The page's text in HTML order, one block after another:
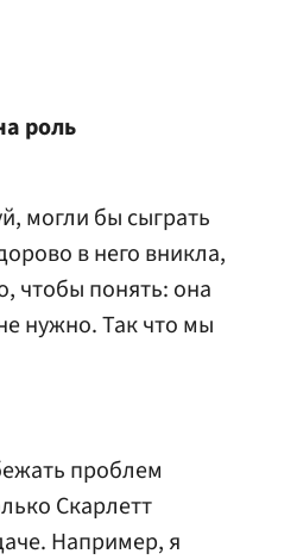
роль
могли бы сыграть
в него вникла,
чтобы понять: она
нужно. Так что мы
проблем
Скарлетт
Например, я